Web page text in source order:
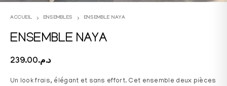
ACCUEIL ENSEMBLES ENSEMBLE NAYA
ENSEMBLE NAYA
د.م.239.00
Un look frais, élégant et sans effort. Cet ensemble deux pièces